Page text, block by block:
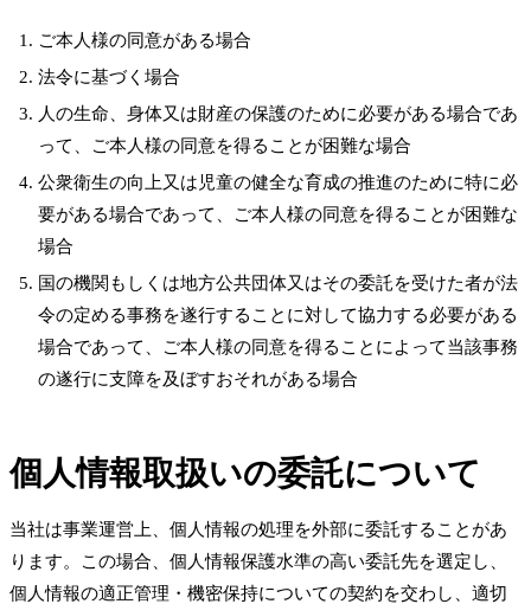
ご本人様の同意がある場合
法令に基づく場合
人の生命、身体又は財産の保護のために必要がある場合であ
って、ご本人様の同意を得ることが困難な場合
公衆衛生の向上又は児童の健全な育成の推進のために特に必
要がある場合であって、ご本人様の同意を得ることが困難な
場合
国の機関もしくは地方公共団体又はその委託を受けた者が法
令の定める事務を遂行することに対して協力する必要がある
場合であって、ご本人様の同意を得ることによって当該事務
の遂行に支障を及ぼすおそれがある場合
個人情報取扱いの委託について
当社は事業運営上、個人情報の処理を外部に委託することがあ
ります。この場合、個人情報保護水準の高い委託先を選定し、
個人情報の適正管理・機密保持についての契約を交わし、適切